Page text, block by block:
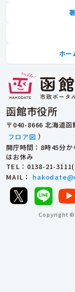
函館市役所
〒040-8666 北海道
フロア図 ）
開庁時間：8時45分
はお休み
TEL ：0138-21-
MAIL ：
ホー
Copyright